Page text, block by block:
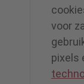
voor
pixels